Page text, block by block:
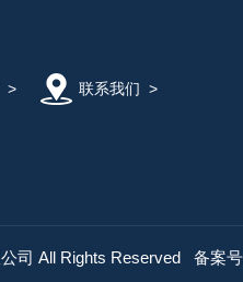
联系我们 >
司 All Rights Reserved 备案